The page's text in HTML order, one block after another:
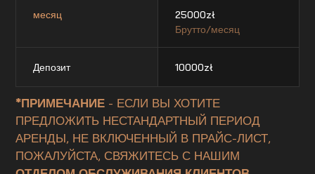
месяц 25000zł
Брутто/месяц
Депозит 10000zł
*ПРИМЕЧАНИЕ - ЕСЛИ ВЫ ХОТИТЕ
ПРЕДЛОЖИТЬ НЕСТАНДАРТНЫЙ ПЕРИОД
АРЕНДЫ, НЕ ВКЛЮЧЕННЫЙ В ПРАЙС-ЛИСТ,
ПОЖАЛУЙСТА, СВЯЖИТЕСЬ С НАШИМ